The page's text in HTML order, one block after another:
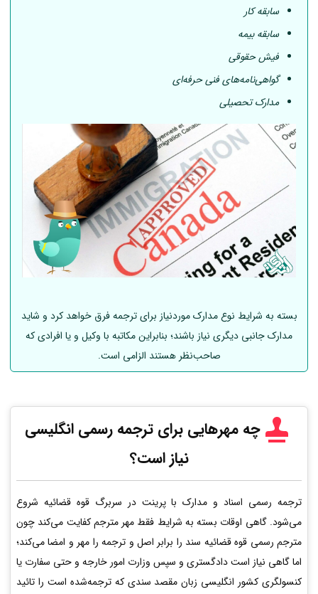
سابقه کار
سابقه بیمه
فیش حقوقی
گواهی‌نامه‌های فنی حرفه‌ای
مدارک تحصیلی
بسته به شرایط نوع مدارک موردنیاز برای ترجمه فرق خواهد کرد و شاید
مدارک جانبی دیگری نیاز باشند؛ بنابراین مکاتبه با وکیل و یا افرادی که
صاحب‌نظر هستند الزامی است.
چه مهرهایی برای ترجمه رسمی انگلیسی
نیاز است؟
ترجمه رسمی اسناد و مدارک با پرینت در سربرگ قوه قضائیه شروع
می‌شود. گاهی اوقات بسته به شرایط فقط مهر مترجم کفایت می‌کند چون
مترجم رسمی قوه قضائیه سند را برابر اصل و ترجمه را مهر و امضا می‌کند؛
اما گاهی نیاز است دادگستری و سپس وزارت امور خارجه و حتی سفارت یا
کنسولگری کشور انگلیسی زبان مقصد سندی که ترجمه‌شده است را تائید